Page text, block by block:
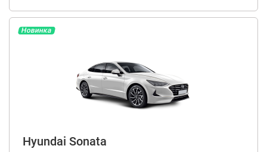
Новинка
Hyundai Sonata